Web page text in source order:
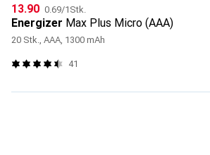
CHF
13.90 CHF
0.69/1Stk.
Energizer Max Plus Micro (AAA)
20 Stk., AAA, 1300 mAh
41